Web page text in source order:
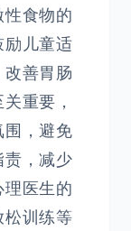
食物的
励儿童适
善胃肠
重要，
围，避免
责，减少
医生的
松训练等